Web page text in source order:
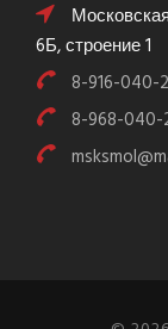
6Б, строение 1
8-916-040-
8-968-040-